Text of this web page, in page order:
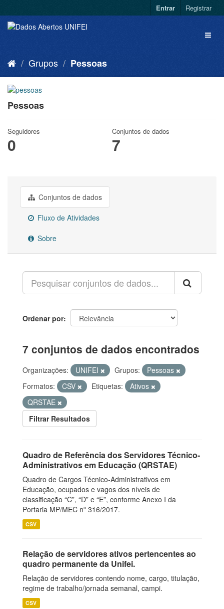
Entrar Registrar
Grupos Pessoas
Pessoas
Seguidores
0
Conjuntos de dados
7
Conjuntos de dados
Fluxo de Atividades
Sobre
Ordenar por
7 conjuntos de dados encontrados
Organizações: UNIFEI Grupos:
Pessoas
Formatos:
CSV Etiquetas:
Ativos
QRSTAE
Filtrar Resultados
Quadro de Referência dos Servidores Técnico-
Administrativos em Educação (QRSTAE)
Quadro de Cargos Técnico-Administrativos em
Educação, ocupados e vagos dos níveis de
classificação “C”, “D” e “E”, conforme Anexo I da
Portaria MP/MEC nº 316/2017.
CSV
Relação de servidores ativos pertencentes ao
quadro permanente da Unifei.
Relação de servidores contendo nome, cargo, titulação,
regime de trabalho/jornada semanal, campi.
CSV